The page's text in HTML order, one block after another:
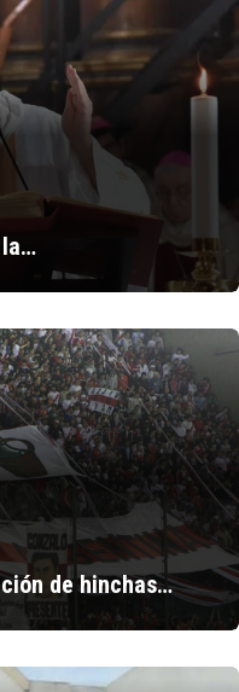
la…
de hinchas…